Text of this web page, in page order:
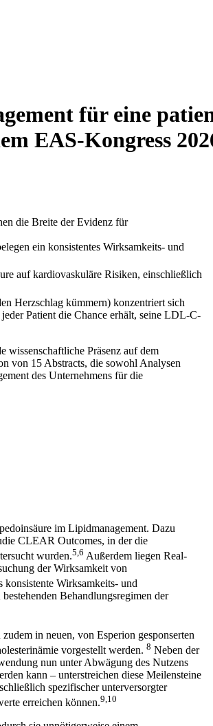
für eine
EAS-Kongress
die Breite der Evidenz für
ein konsistentes Wirksamkeits- und
auf kardiovaskuläre Risiken, einschließlich
Herzschlag kümmern) konzentriert sich
Patient die Chance erhält, seine LDL-C-
Präsenz auf dem
von 15 Abstracts, die sowohl Analysen
des Unternehmens für die
im Lipidmanagement. Dazu
CLEAR Outcomes, in der die
wurden.5,6 Außerdem liegen Real-
der Wirksamkeit von
konsistente Wirksamkeits- und
Behandlungsregimen der
in neuen, von Esperion gesponserten
vorgestellt werden. 8 Neben der
nun unter Abwägung des Nutzens
kann – unterstreichen diese Meilensteine
spezifischer unterversorgter
erreichen können.9,10